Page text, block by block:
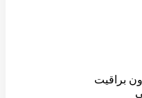
براقیت